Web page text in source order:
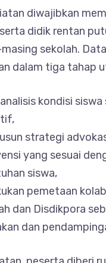
diwajibkan
didik rentan
sekolah.
dalam tiga tahap
kondisi siswa
strategi
yang sesuai
siswa,
pemetaan
dan Disdikpora
dan